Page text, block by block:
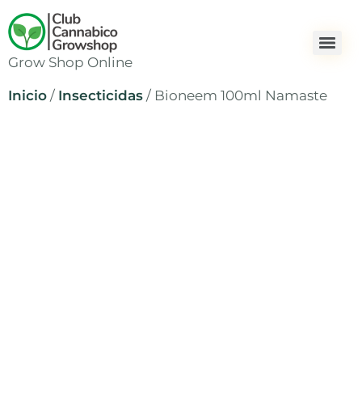
Grow Shop Online
Inicio / Insecticidas / Bioneem 100ml Namaste